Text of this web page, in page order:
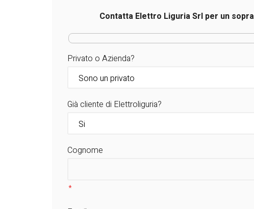
Contatta Elettro Liguria Srl per un
Privato o Azienda?
Già cliente di Elettroliguria?
Cognome